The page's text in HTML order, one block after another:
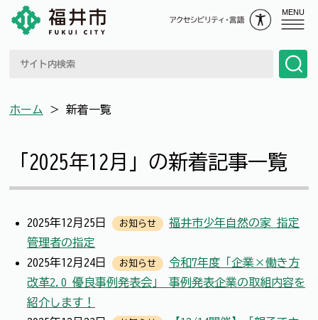
MENU
ホーム ＞ 新着一覧
「2025年12月」の新着記事一覧
2025年12月25日 お知らせ
福井市少年自然の家 指定
管理者の指定
2025年12月24日
お知らせ
令和7年度「企業×働き方
改革2.0 優良事例発表会」 事例発表企業の取組内容を
紹介します！